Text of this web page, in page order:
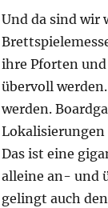
Und da sind wir
ihre Pforten und
übervoll
werden.
Das ist eine
alleine an- und
gelingt auch